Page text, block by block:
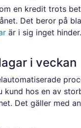
en kredit trots
Det beror på
är i sig inget
i veckan
kund hos en av
Det gäller med